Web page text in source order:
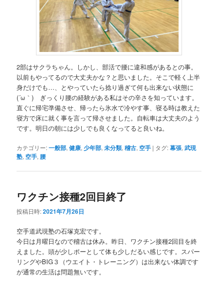
2部はサクラちゃん。しかし、部活で腰に違和感があるとの事。
以前もやってるので大丈夫かな？と思いました。そこで軽く上半
身だけでも…、とやっていたら捻り過ぎて何も出来ない状態に
(´ω｀) ぎっくり腰の経験がある私はその辛さを知っています。
直ぐに帰宅準備させ、帰ったら氷水で冷やす事、寝る時は教えた
寝方で床に就く事を言って帰させました。自転車は大丈夫のよう
です。明日の朝には少しでも良くなってると良いね。
カテゴリー:一般部,健康,少年部,未分類,稽古, 空手 | タグ:幕張,武現
塾, 空手, 腰
ワクチン接種2回目終了
投稿日時:2021年7月26日
空手道武現塾の石塚克宏です。
今日は月曜日なので稽古は休み。昨日、ワクチン接種2回目を終
えました。頭が少しポーとして体も少しだるい感じです。スパー
リングやBIG３（ウエイト・トレーニング）は出来ない体調です
が通常の生活は問題無いです。